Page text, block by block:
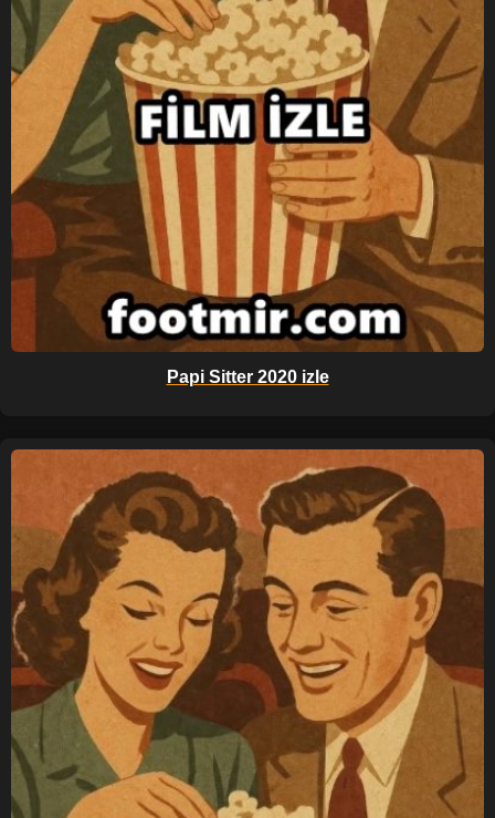
Papi Sitter 2020 izle